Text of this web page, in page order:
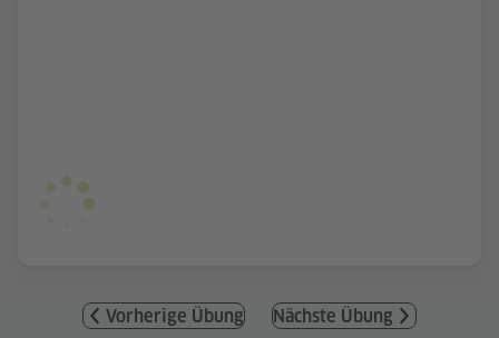
Vorherige Übung Nächste Übung